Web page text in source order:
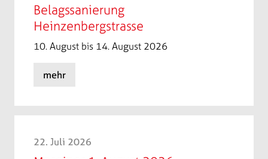
Belagssanierung
Heinzenbergstrasse
10. August bis 14. August 2026
mehr
22. Juli 2026